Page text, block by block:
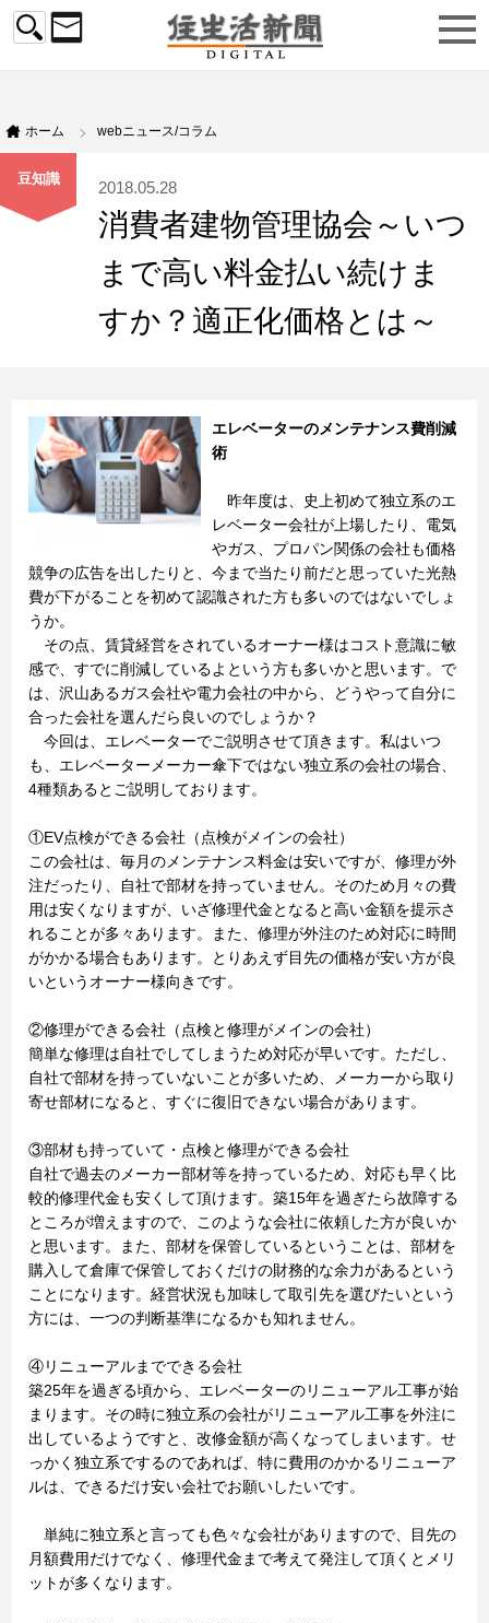
ホーム webニュース/コラム
豆知識 2018.05.28
消費者建物管理協会～いつ
まで高い料金払い続けま
すか？適正化価格とは～
エレベーターのメンテナンス費削減
術
昨年度は、史上初めて独立系のエ
レベーター会社が上場したり、電気
やガス、プロパン関係の会社も価格
競争の広告を出したりと、今まで当たり前だと思っていた光熱
費が下がることを初めて認識された方も多いのではないでしょ
うか。
その点、賃貸経営をされているオーナー様はコスト意識に敏
感で、すでに削減しているよという方も多いかと思います。で
は、沢山あるガス会社や電力会社の中から、どうやって自分に
合った会社を選んだら良いのでしょうか？
今回は、エレベーターでご説明させて頂きます。私はいつ
も、エレベーターメーカー傘下ではない独立系の会社の場合、
4種類あるとご説明しております。
①EV点検ができる会社（点検がメインの会社）
この会社は、毎月のメンテナンス料金は安いですが、修理が外
注だったり、自社で部材を持っていません。そのため月々の費
用は安くなりますが、いざ修理代金となると高い金額を提示さ
れることが多々あります。また、修理が外注のため対応に時間
がかかる場合もあります。とりあえず目先の価格が安い方が良
いというオーナー様向きです。
②修理ができる会社（点検と修理がメインの会社）
簡単な修理は自社でしてしまうため対応が早いです。ただし、
自社で部材を持っていないことが多いため、メーカーから取り
寄せ部材になると、すぐに復旧できない場合があります。
③部材も持っていて・点検と修理ができる会社
自社で過去のメーカー部材等を持っているため、対応も早く比
較的修理代金も安くして頂けます。築15年を過ぎたら故障する
ところが増えますので、このような会社に依頼した方が良いか
と思います。また、部材を保管しているということは、部材を
購入して倉庫で保管しておくだけの財務的な余力があるという
ことになります。経営状況も加味して取引先を選びたいという
方には、一つの判断基準になるかも知れません。
④リニューアルまでできる会社
築25年を過ぎる頃から、エレベーターのリニューアル工事が始
まります。その時に独立系の会社がリニューアル工事を外注に
出しているようですと、改修金額が高くなってしまいます。せ
っかく独立系でするのであれば、特に費用のかかるリニューア
ルは、できるだけ安い会社でお願いしたいです。
単純に独立系と言っても色々な会社がありますので、目先の
月額費用だけでなく、修理代金まで考えて発注して頂くとメリ
ットが多くなります。